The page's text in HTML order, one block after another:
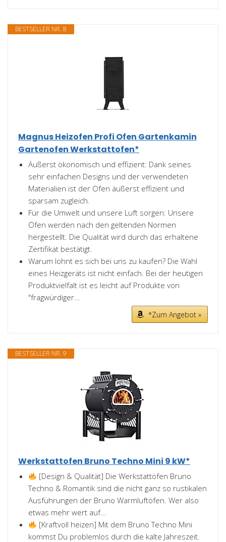
BESTSELLER NR. 8
Magnus Heizofen Profi Ofen Gartenkamin
Gartenofen Werkstattofen*
Äußerst ökonomisch und effizient: Dank seines
sehr einfachen Designs und der verwendeten
Materialien ist der Ofen äußerst effizient und
sparsam zugleich.
Für die Umwelt und unsere Luft sorgen: Unsere
Öfen werden nach den geltenden Normen
hergestellt. Die Qualität wird durch das erhaltene
Zertifikat bestätigt.
Warum lohnt es sich bei uns zu kaufen? Die Wahl
eines Heizgeräts ist nicht einfach. Bei der heutigen
Produktvielfalt ist es leicht auf Produkte von
"fragwürdiger...
*Zum Angebot »
BESTSELLER NR. 9
Werkstattofen Bruno Techno Mini 9 kW*
[Design & Qualität] Die Werkstattöfen Bruno
Techno & Romantik sind die nicht ganz so rustikalen
Ausführungen der Bruno Warmluftöfen. Wer also
etwas mehr wert auf...
[Kraftvoll heizen] Mit dem Bruno Techno Mini
kommst Du problemlos durch die kalte Jahreszeit.